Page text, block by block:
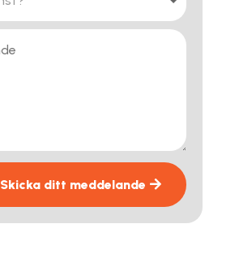
Skicka ditt meddelande